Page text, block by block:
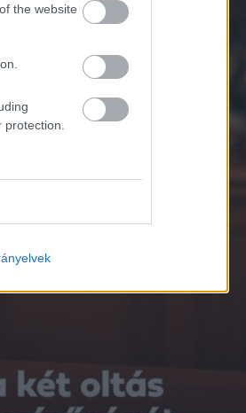
the website